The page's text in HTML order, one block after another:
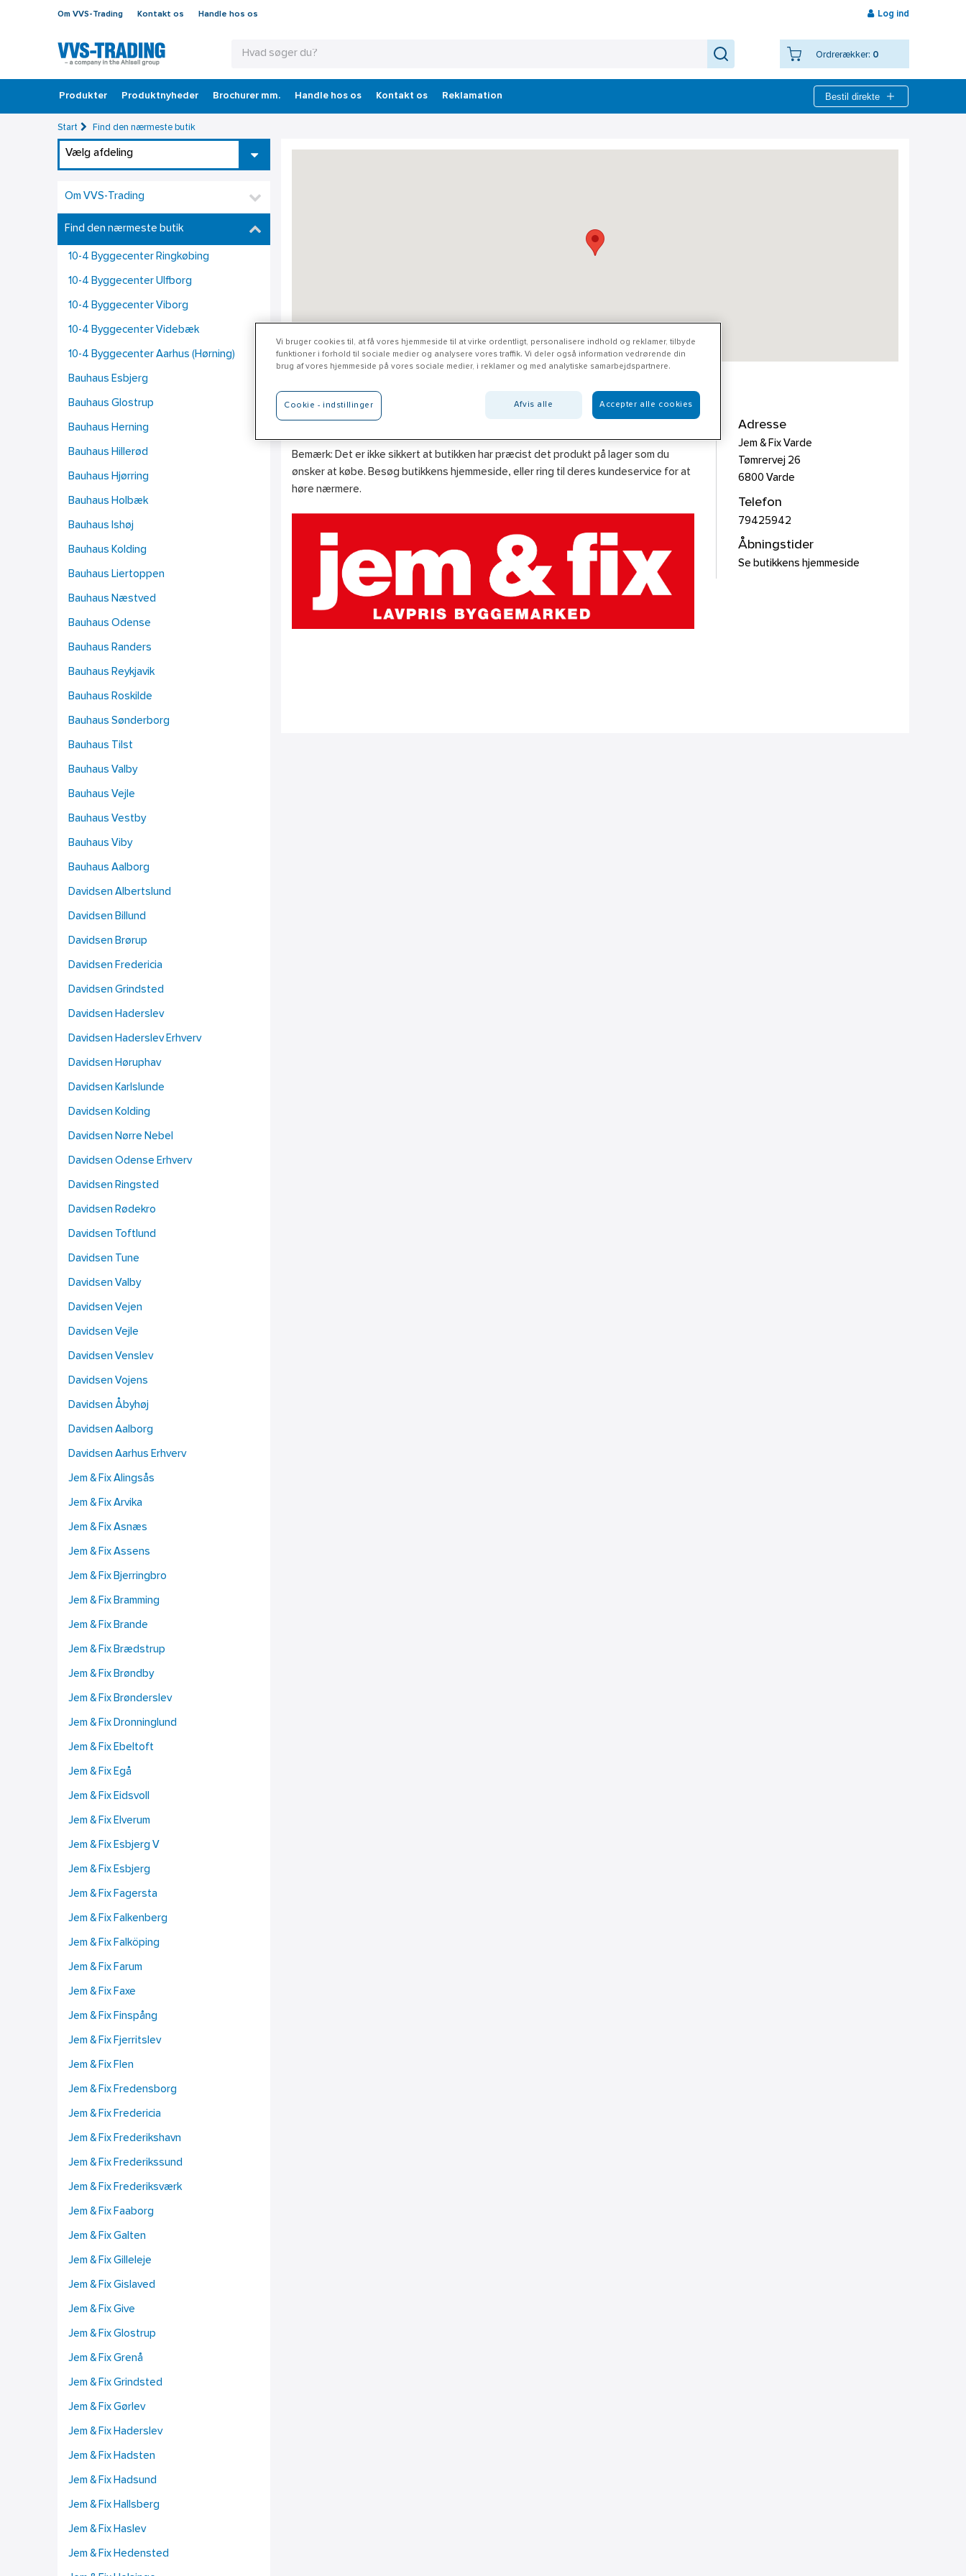
Om VVS-Trading Kontakt os Handle hos os Log ind
Ordrerækker: 0
Produkter Produktnyheder Brochurer mm. Handle hos os Kontakt os Reklamation Bestil direkte
Start Find den nærmeste butik
Vælg afdeling
Om VVS-Trading
Find den nærmeste butik
10-4 Byggecenter Ringkøbing
10-4 Byggecenter Ulfborg
10-4 Byggecenter Viborg
10-4 Byggecenter Videbæk
10-4 Byggecenter Aarhus (Hørning)
Bauhaus Esbjerg
Bauhaus Glostrup
Bauhaus Herning
Bauhaus Hillerød
Bauhaus Hjørring
Bauhaus Holbæk
Bauhaus Ishøj
Bauhaus Kolding
Bauhaus Liertoppen
Bauhaus Næstved
Bauhaus Odense
Bauhaus Randers
Bauhaus Reykjavik
Bauhaus Roskilde
Bauhaus Sønderborg
Bauhaus Tilst
Bauhaus Valby
Bauhaus Vejle
Bauhaus Vestby
Bauhaus Viby
Bauhaus Aalborg
Davidsen Albertslund
Davidsen Billund
Davidsen Brørup
Davidsen Fredericia
Davidsen Grindsted
Davidsen Haderslev
Davidsen Haderslev Erhverv
Davidsen Høruphav
Davidsen Karlslunde
Davidsen Kolding
Davidsen Nørre Nebel
Davidsen Odense Erhverv
Davidsen Ringsted
Davidsen Rødekro
Davidsen Toftlund
Davidsen Tune
Davidsen Valby
Davidsen Vejen
Davidsen Vejle
Davidsen Venslev
Davidsen Vojens
Davidsen Åbyhøj
Davidsen Aalborg
Davidsen Aarhus Erhverv
Jem & Fix Alingsås
Jem & Fix Arvika
Jem & Fix Asnæs
Jem & Fix Assens
Jem & Fix Bjerringbro
Jem & Fix Bramming
Jem & Fix Brande
Jem & Fix Brædstrup
Jem & Fix Brøndby
Jem & Fix Brønderslev
Jem & Fix Dronninglund
Jem & Fix Ebeltoft
Jem & Fix Egå
Jem & Fix Eidsvoll
Jem & Fix Elverum
Jem & Fix Esbjerg V
Jem & Fix Esbjerg
Jem & Fix Fagersta
Jem & Fix Falkenberg
Jem & Fix Falköping
Jem & Fix Farum
Jem & Fix Faxe
Jem & Fix Finspång
Jem & Fix Fjerritslev
Jem & Fix Flen
Jem & Fix Fredensborg
Jem & Fix Fredericia
Jem & Fix Frederikshavn
Jem & Fix Frederikssund
Jem & Fix Frederiksværk
Jem & Fix Faaborg
Jem & Fix Galten
Jem & Fix Gilleleje
Jem & Fix Gislaved
Jem & Fix Give
Jem & Fix Glostrup
Jem & Fix Grenå
Jem & Fix Grindsted
Jem & Fix Gørlev
Jem & Fix Haderslev
Jem & Fix Hadsten
Jem & Fix Hadsund
Jem & Fix Hallsberg
Jem & Fix Haslev
Jem & Fix Hedensted
Jem & Fix Varde
Adresse
Jem & Fix Varde
Tømrervej 26
6800 Varde
Telefon
79425942
Åbningstider
Se butikkens hjemmeside
Bemærk: Det er ikke sikkert at butikken har præcist det produkt på lager som du
ønsker at købe. Besøg butikkens hjemmeside, eller ring til deres kundeservice for at
høre nærmere.
Vi bruger cookies til, at få vores hjemmeside til at virke ordentligt, personalisere indhold og reklamer, tilbyde
funktioner i forhold til sociale medier og analysere vores traffik. Vi deler også information vedrørende din
brug af vores hjemmeside på vores sociale medier, i reklamer og med analytiske samarbejdspartnere.
Afvis alle Accepter alle cookies
Cookie - indstillinger